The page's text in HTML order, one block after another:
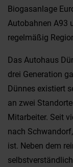
Biogasanlage
Autobahnen A93
regelmäßig
Das Autohaus
drei Generation
Dünnes existiert
an zwei
Mitarbeiter. Seit
nach
ist. Neben dem